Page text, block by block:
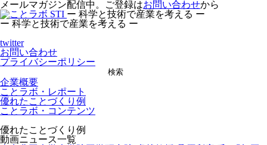
メールマガジン配信中。ご登録はお問い合わせから
ー 科学と技術で産業を考える ー
ー 科学と技術で産業を考える ー
twitter
お問い合わせ
プライバシーポリシー
検索
企業概要
ことラボ・レポート
優れたことづくり例
ことラボ・コンテンツ
優れたことづくり例
動画ニュース一覧